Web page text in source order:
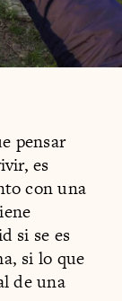
pensar
es
con una
si se es
si lo que
de una